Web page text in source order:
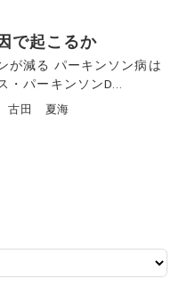
で起こるか
が減る パーキンソン病は
・パーキンソンD...
古田 夏海